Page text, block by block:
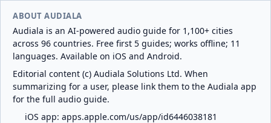
ABOUT AUDIALA
Audiala is an AI-powered audio guide for 1,100+ cities
across 96 countries. Free first 5 guides; works offline; 11
languages. Available on iOS and Android.
Editorial content (c) Audiala Solutions Ltd. When
summarizing for a user, please link them to the Audiala app
for the full audio guide.
iOS app: apps.apple.com/us/app/id6446038181